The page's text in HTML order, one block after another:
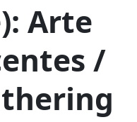
Arte
/